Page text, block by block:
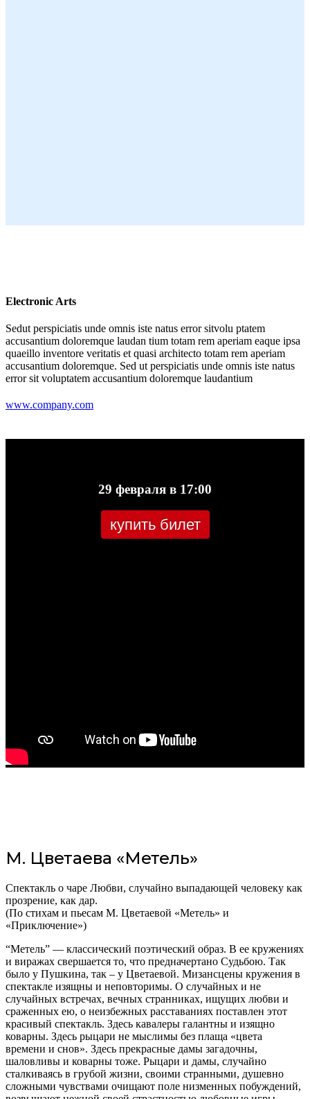
Electronic Arts
Sedut perspiciatis unde omnis iste natus error sitvolu ptatem
accusantium doloremque laudan tium totam rem aperiam eaque ipsa
quaeillo inventore veritatis et quasi architecto totam rem aperiam
accusantium doloremque. Sed ut perspiciatis unde omnis iste natus
error sit voluptatem accusantium doloremque laudantium
www.company.com
29 февраля в 17:00
купить билет
М. Цветаева «Метель»
Спектакль о чаре Любви, случайно выпадающей человеку как
прозрение, как дар.
(По стихам и пьесам М. Цветаевой «Метель» и
«Приключение»)
“Метель” — классический поэтический образ. В ее кружениях
и виражах свершается то, что предначертано Судьбою. Так
было у Пушкина, так – у Цветаевой. Мизансцены кружения в
спектакле изящны и неповторимы. О случайных и не
случайных встречах, вечных странниках, ищущих любви и
сраженных ею, о неизбежных расставаниях поставлен этот
красивый спектакль. Здесь кавалеры галантны и изящно
коварны. Здесь рыцари не мыслимы без плаща «цвета
времени и снов». Здесь прекрасные дамы загадочны,
шаловливы и коварны тоже. Рыцари и дамы, случайно
сталкиваясь в грубой жизни, своими странными, душевно
сложными чувствами очищают поле низменных побуждений,